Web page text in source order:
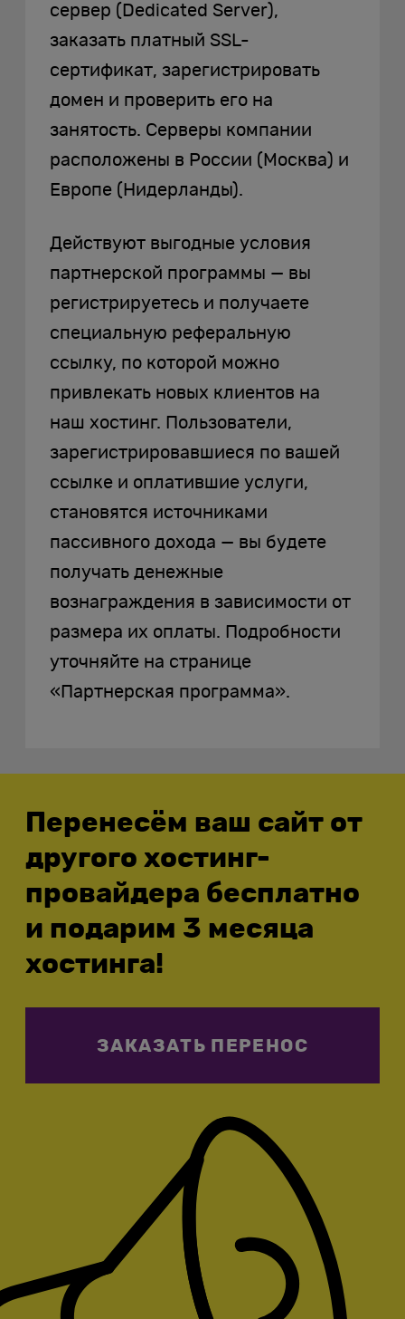
сервер (Dedicated Server),
заказать платный SSL-
сертификат, зарегистрировать
домен и проверить его на
занятость. Серверы компании
расположены в России (Москва) и
Европе (Нидерланды).
Действуют выгодные условия
партнерской программы — вы
регистрируетесь и получаете
специальную реферальную
ссылку, по которой можно
привлекать новых клиентов на
наш хостинг. Пользователи,
зарегистрировавшиеся по вашей
ссылке и оплатившие услуги,
становятся источниками
пассивного дохода — вы будете
получать денежные
вознаграждения в зависимости от
размера их оплаты. Подробности
уточняйте на странице
«Партнерская программа».
предложение
Перенесём ваш сайт от
другого хостинг-
провайдера бесплатно
и подарим 3 месяца
хостинга!
ЗАКАЗАТЬ ПЕРЕНОС